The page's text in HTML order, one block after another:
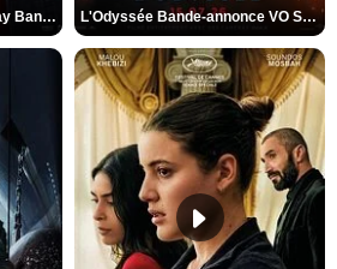
Spider-Man: Brand New Day Bande-annonce VO STFR L'Odyssée Bande-annonce VO STFR